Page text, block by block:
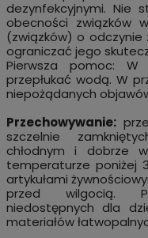
dezynfekcyjnymi. Nie
obecności związków
(związków) o
ograniczać jego
Pierwsza pomoc:
przepłukać wodą. W
niepożądanych
Przechowywanie:
szczelnie
chłodnym i dobrze
temperaturze poniżej
artykułami
przed wilgocią.
niedostępnych dla
materiałów